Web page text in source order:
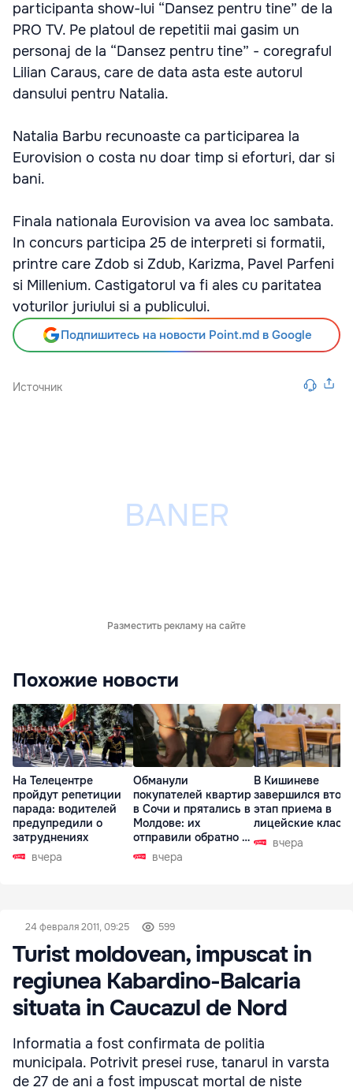
participanta show-lui “Dansez pentru tine” de la
PRO TV. Pe platoul de repetitii mai gasim un
personaj de la “Dansez pentru tine” - coregraful
Lilian Caraus, care de data asta este autorul
dansului pentru Natalia.
Natalia Barbu recunoaste ca participarea la
Eurovision o costa nu doar timp si eforturi, dar si
bani.
Finala nationala Eurovision va avea loc sambata.
In concurs participa 25 de interpreti si formatii,
printre care Zdob si Zdub, Karizma, Pavel Parfeni
si Millenium. Castigatorul va fi ales cu paritatea
voturilor juriului si a publicului.
Подпишитесь на новости Point.md в Google
Источник
Разместить рекламу на сайте
Похожие новости
На Телецентре
пройдут репетиции
парада: водителей
предупредили о
затруднениях
вчера
Обманули
покупателей квартир
в Сочи и прятались в
Молдове: их
отправили обратно в
РФ вчера
В Кишиневе
завершился
этап приема в
лицейские
вчера
24 февраля 2011, 09:25 599
Turist moldovean, impuscat in
regiunea Kabardino-Balcaria
situata in Caucazul de Nord
Informatia a fost confirmata de politia
municipala. Potrivit presei ruse, tanarul in varsta
de 27 de ani a fost impuscat mortal de niste